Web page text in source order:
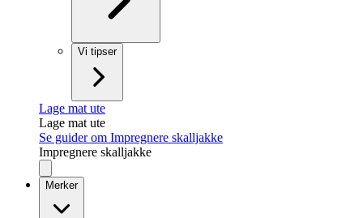
Vi tipser
Lage mat ute
Lage mat ute
Se guider om Impregnere skalljakke
Impregnere skalljakke
Merker